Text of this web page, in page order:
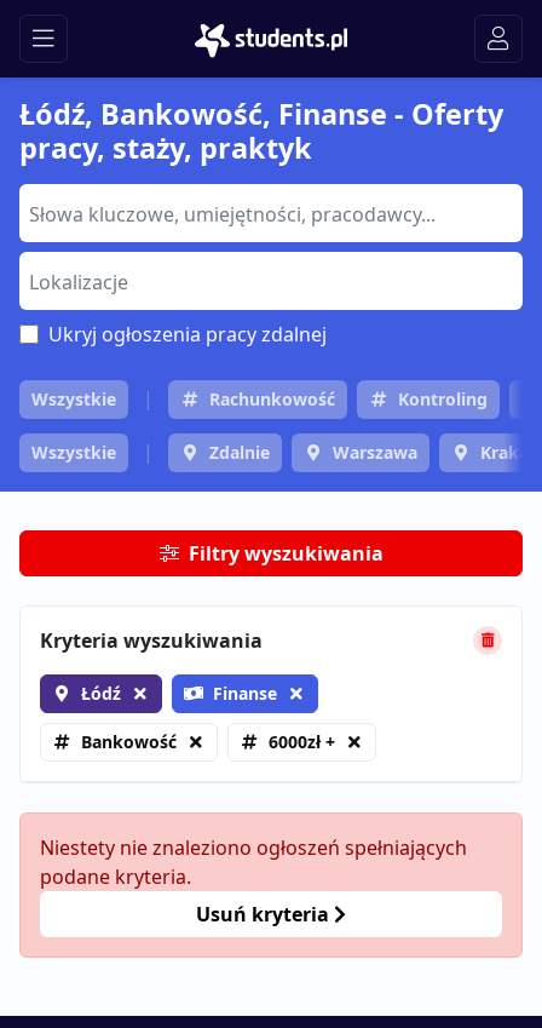
Łódź, Bankowość, Finanse - Oferty
pracy, staży, praktyk
Ukryj ogłoszenia pracy zdalnej
Wszystkie Rachunkowość Kontroling
Wszystkie Zdalnie Warszawa
Filtry wyszukiwania
Kryteria wyszukiwania
Łódź Finanse
Bankowość 6000zł +
Niestety nie znaleziono ogłoszeń spełniających
podane kryteria.
Usuń kryteria